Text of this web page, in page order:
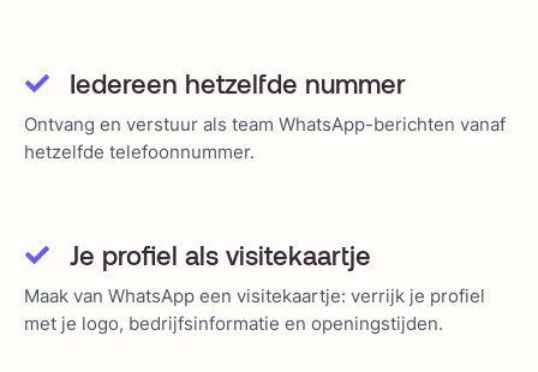
Iedereen hetzelfde nummer
Ontvang en verstuur als team WhatsApp-berichten vanaf
hetzelfde telefoonnummer.
Je profiel als visitekaartje
Maak van WhatsApp een visitekaartje: verrijk je profiel
met je logo, bedrijfsinformatie en openingstijden.